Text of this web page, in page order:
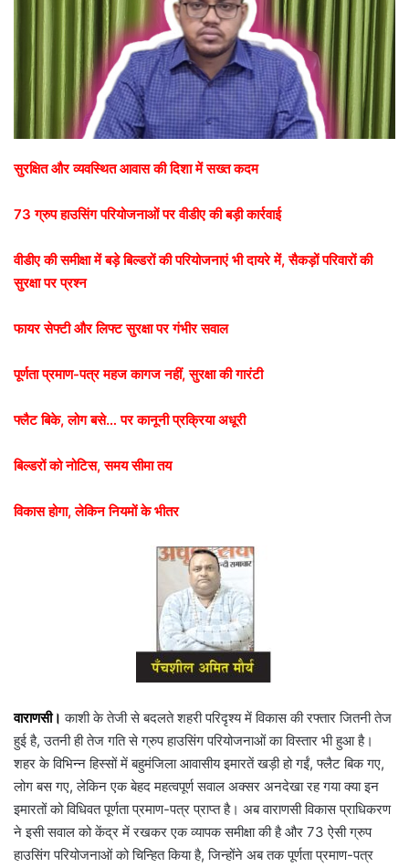
सुरक्षित और व्यवस्थित आवास की दिशा में सख्त कदम
73 ग्रुप हाउसिंग परियोजनाओं पर वीडीए की बड़ी कार्रवाई
वीडीए की समीक्षा में बड़े बिल्डरों की परियोजनाएं भी दायरे में, सैकड़ों परिवारों की
सुरक्षा पर प्रश्न
फायर सेफ्टी और लिफ्ट सुरक्षा पर गंभीर सवाल
पूर्णता प्रमाण-पत्र महज कागज नहीं, सुरक्षा की गारंटी
फ्लैट बिके, लोग बसे… पर कानूनी प्रक्रिया अधूरी
बिल्डरों को नोटिस, समय सीमा तय
विकास होगा, लेकिन नियमों के भीतर
वाराणसी। काशी के तेजी से बदलते शहरी परिदृश्य में विकास की रफ्तार जितनी तेज
हुई है, उतनी ही तेज गति से ग्रुप हाउसिंग परियोजनाओं का विस्तार भी हुआ है।
शहर के विभिन्न हिस्सों में बहुमंजिला आवासीय इमारतें खड़ी हो गईं, फ्लैट बिक गए,
लोग बस गए, लेकिन एक बेहद महत्वपूर्ण सवाल अक्सर अनदेखा रह गया क्या इन
इमारतों को विधिवत पूर्णता प्रमाण-पत्र प्राप्त है। अब वाराणसी विकास प्राधिकरण
ने इसी सवाल को केंद्र में रखकर एक व्यापक समीक्षा की है और 73 ऐसी ग्रुप
हाउसिंग परियोजनाओं को चिन्हित किया है, जिन्होंने अब तक पूर्णता प्रमाण-पत्र